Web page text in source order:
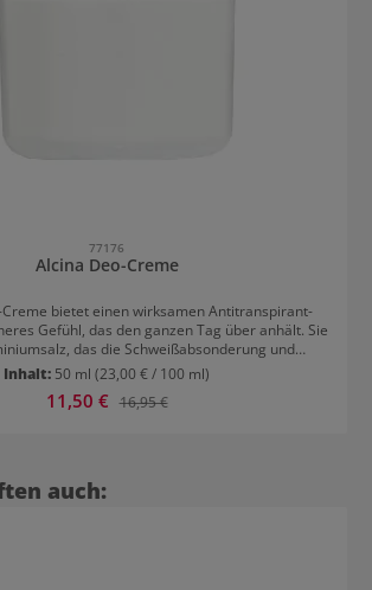
77176
Alcina Deo-Creme
Creme bietet einen wirksamen Antitranspirant-
Gefühl, das den ganzen Tag über anhält. Sie
das die Schweißabsonderung und
vermindert, und feuchtigkeitsspendendes und
Die Deo-Creme kommt ohne Alkohol aus
sanfte Alternative zu herkömmlichen Deo-
Inhalt: 50 ml (23,00 € / 100 ml)
Verkaufspreis:
11,50 € Regulärer Preis:
16,95 €
auch: